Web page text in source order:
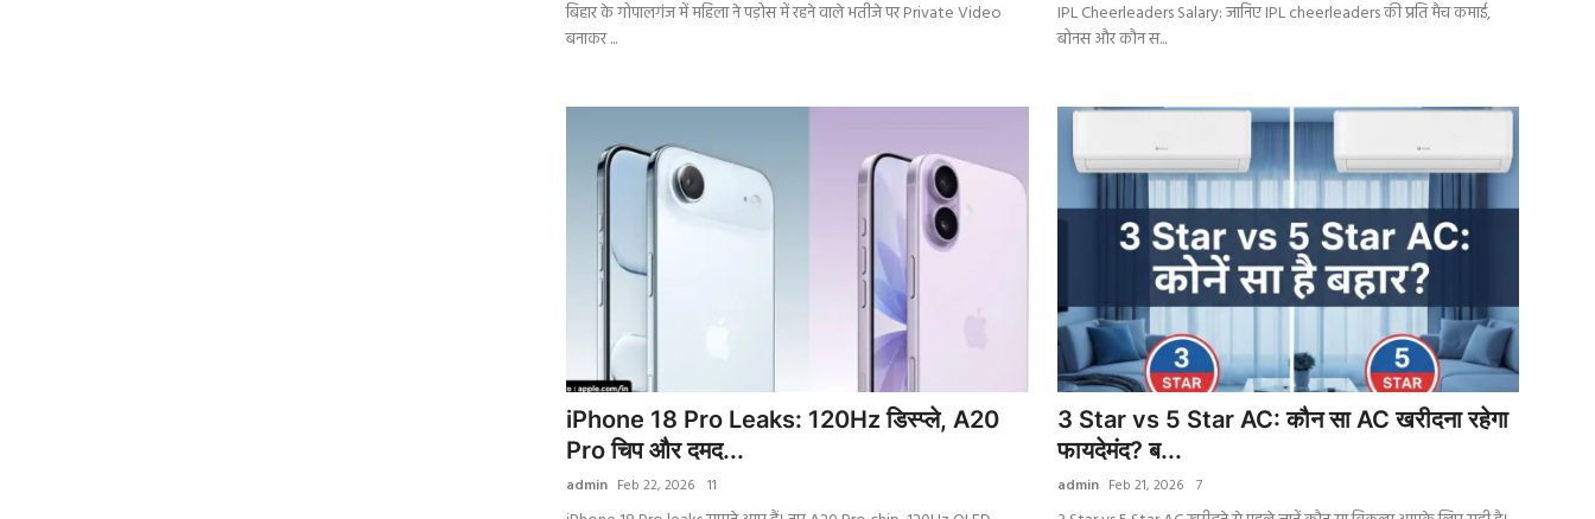
बिहार के गोपालगंज में महिला ने पड़ोस में रहने वाले भतीजे पर Private Video
बनाकर ...
IPL Cheerleaders Salary: जानिए IPL cheerleaders की प्रति मैच कमाई,
बोनस और कौन स...
iPhone 18 Pro Leaks: 120Hz डिस्प्ले, A20
Pro चिप और दमद...
admin Feb 22, 2026 11
3 Star vs 5 Star AC: कौन सा AC खरीदना रहेगा
फायदेमंद? ब...
admin Feb 21, 2026 7